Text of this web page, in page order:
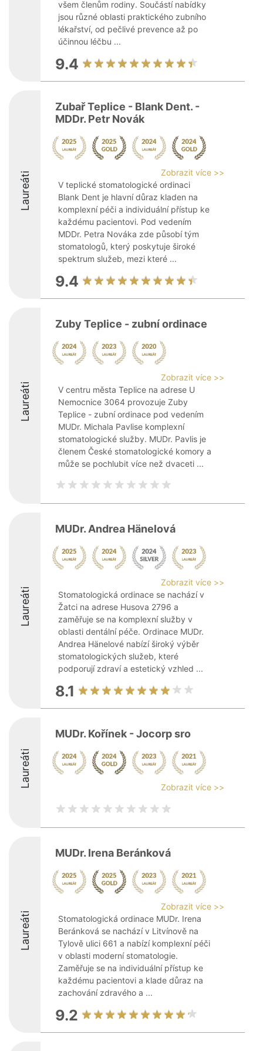
všem členům rodiny. Součástí nabídky
jsou různé oblasti praktického zubního
lékařství, od pečlivé prevence až po
účinnou léčbu ...
9.4
Laureáti
Zubař Teplice - Blank Dent. -
MDDr. Petr Novák
Zobrazit více >>
V teplické stomatologické ordinaci
Blank Dent je hlavní důraz kladen na
komplexní péči a individuální přístup ke
každému pacientovi. Pod vedením
MDDr. Petra Nováka zde působí tým
stomatologů, který poskytuje široké
spektrum služeb, mezi které ...
9.4
Laureáti
Zuby Teplice - zubní ordinace
Zobrazit více >>
V centru města Teplice na adrese U
Nemocnice 3064 provozuje Zuby
Teplice - zubní ordinace pod vedením
MUDr. Michala Pavlise komplexní
stomatologické služby. MUDr. Pavlis je
členem České stomatologické komory a
může se pochlubit více než dvaceti ...
Laureáti
MUDr. Andrea Hänelová
Zobrazit více >>
Stomatologická ordinace se nachází v
Žatci na adrese Husova 2796 a
zaměřuje se na komplexní služby v
oblasti dentální péče. Ordinace MUDr.
Andrea Hänelové nabízí široký výběr
stomatologických služeb, které
podporují zdraví a estetický vzhled ...
8.1
Laureáti
MUDr. Kořínek - Jocorp sro
Zobrazit více >>
Laureáti
MUDr. Irena Beránková
Zobrazit více >>
Stomatologická ordinace MUDr. Irena
Beránková se nachází v Litvínově na
Tylově ulici 661 a nabízí komplexní péči
v oblasti moderní stomatologie.
Zaměřuje se na individuální přístup ke
každému pacientovi a klade důraz na
zachování zdravého a ...
9.2